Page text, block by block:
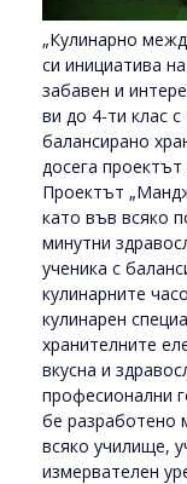
„Кулинарно
си инициатива
забавен и
ви до 4-ти клас
балансирано
досега
Проектът
като във всяко
минутни
ученика с
кулинарните
кулинарен
хранителните
вкусна и
професионални
бе разработено
всяко училище,
измервателен